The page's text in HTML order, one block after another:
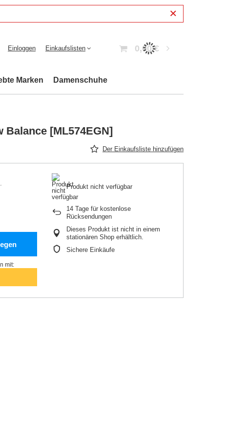
Einloggen Einkaufslisten 0,00 €
Marken Damenschuhe
Balance [ML574EGN]
Der Einkaufsliste hinzufügen
mit:
Produkt nicht verfügbar
14 Tage für kostenlose
Rücksendungen
Dieses Produkt ist nicht in einem
stationären Shop erhältlich.
Sichere Einkäufe